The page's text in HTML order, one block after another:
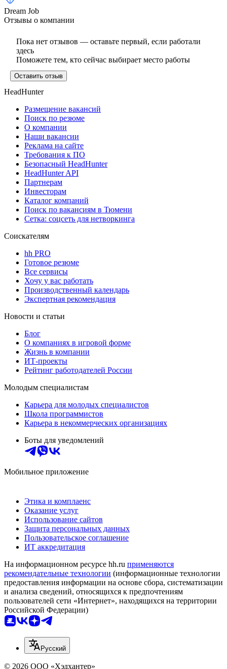
Dream Job
Отзывы о компании
Пока нет отзывов — оставьте первый, если работали
здесь
Поможете тем, кто сейчас выбирает место работы
Оставить отзыв
HeadHunter
Размещение вакансий
Поиск по резюме
О компании
Наши вакансии
Реклама на сайте
Требования к ПО
Безопасный HeadHunter
HeadHunter API
Партнерам
Инвесторам
Каталог компаний
Поиск по вакансиям в Тюмени
Сетка: соцсеть для нетворкинга
Соискателям
hh PRO
Готовое резюме
Все сервисы
Хочу у вас работать
Производственный календарь
Экспертная рекомендация
Новости и статьи
Блог
О компаниях в игровой форме
Жизнь в компании
ИТ-проекты
Рейтинг работодателей России
Молодым специалистам
Карьера для молодых специалистов
Школа программистов
Карьера в некоммерческих организациях
Боты для уведомлений
Мобильное приложение
Этика и комплаенс
Оказание услуг
Использование сайтов
Защита персональных данных
Пользовательское соглашение
ИТ аккредитация
На информационном ресурсе hh.ru применяются
рекомендательные технологии (информационные технологии
предоставления информации на основе сбора, систематизации
и анализа сведений, относящихся к предпочтениям
пользователей сети «Интернет», находящихся на территории
Российской Федерации)
Русский
© 2026 ООО «Хэдхантер»